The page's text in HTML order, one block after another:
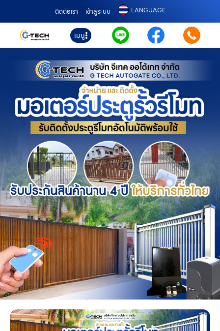
ติดต่อเรา เข้าสู่ระบบ LANGUAGE
เมนู